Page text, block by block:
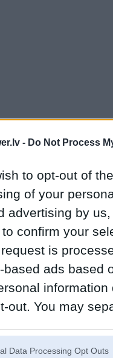
- Do Not Process
to opt-out of
of your
advertising by
confirm your
is
based ads based
out. You may
Data Processing Opt Outs